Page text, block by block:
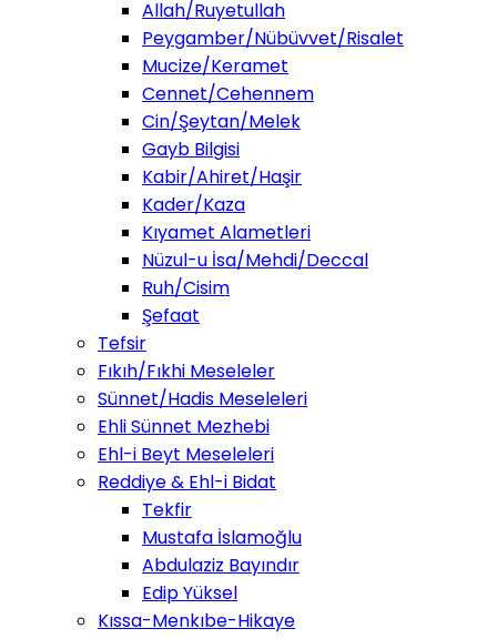
Allah/Ruyetullah
Peygamber/Nübüvvet/Risalet
Mucize/Keramet
Cennet/Cehennem
Cin/Şeytan/Melek
Gayb Bilgisi
Kabir/Ahiret/Haşir
Kader/Kaza
Kıyamet Alametleri
Nüzul-u İsa/Mehdi/Deccal
Ruh/Cisim
Şefaat
Tefsir
Fıkıh/Fıkhi Meseleler
Sünnet/Hadis Meseleleri
Ehli Sünnet Mezhebi
Ehl-i Beyt Meseleleri
Reddiye & Ehl-i Bidat
Tekfir
Mustafa İslamoğlu
Abdulaziz Bayındır
Edip Yüksel
Kıssa-Menkıbe-Hikaye